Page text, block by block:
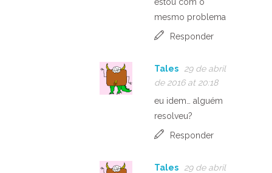
mesmo problema
Responder
Tales
29 de abril
de 2016 at 20:18
eu idem… alguém
resolveu?
Responder
Tales
29 de abril